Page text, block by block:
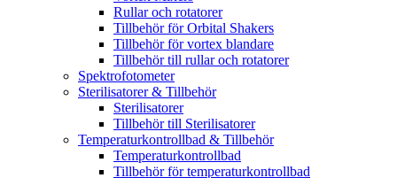
Rullar och rotatorer
Tillbehör för Orbital Shakers
Tillbehör för vortex blandare
Tillbehör till rullar och rotatorer
Spektrofotometer
Sterilisatorer & Tillbehör
Sterilisatorer
Tillbehör till Sterilisatorer
Temperaturkontrollbad & Tillbehör
Temperaturkontrollbad
Tillbehör för temperaturkontrollbad